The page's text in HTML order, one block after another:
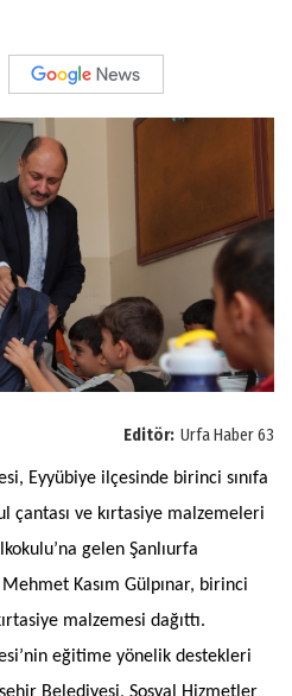
Editör: Urfa Haber 63
Eyyübiye ilçesinde birinci sınıfa
çantası ve kırtasiye malzemeleri
gelen Şanlıurfa
Kasım Gülpınar, birinci
malzemesi dağıttı.
eğitime yönelik destekleri